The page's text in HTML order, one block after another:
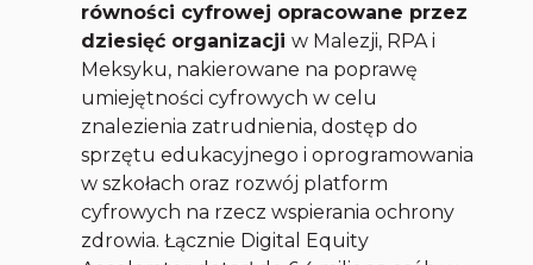
równości cyfrowej opracowane przez
dziesięć organizacjiw Malezji, RPA i
Meksyku, nakierowane na poprawę
umiejętności cyfrowych w celu
znalezienia zatrudnienia, dostęp do
sprzętu edukacyjnego i oprogramowania
w szkołach oraz rozwój platform
cyfrowych na rzecz wspierania ochrony
zdrowia. Łącznie Digital Equity